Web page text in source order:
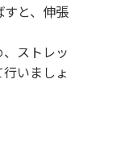
と、伸張
ストレッ
いましょ